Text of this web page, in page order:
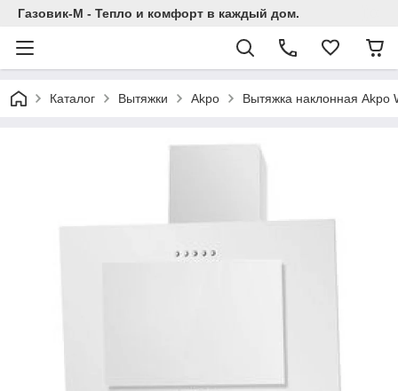
Газовик-М - Тепло и комфорт в каждый дом.
Каталог Вытяжки Аkpo Вытяжка наклонная Akpo